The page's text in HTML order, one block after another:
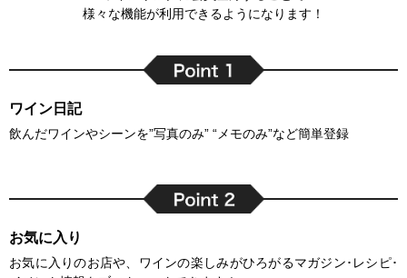
様々な機能が利用できるようになります！
ワイン日記
飲んだワインやシーンを”写真のみ” “メモのみ”など簡単登録
お気に入り
お気に入りのお店や、ワインの楽しみがひろがるマガジン･レシピ･